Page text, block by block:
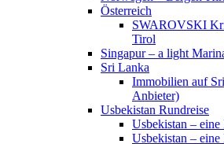
Österreich
SWAROVSKI
Tirol
Singapur – a light
Sri Lanka
Immobilien auf
Anbieter)
Usbekistan Rundreise
Usbekistan – eine
Usbekistan –